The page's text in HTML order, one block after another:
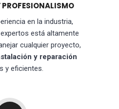
PROFESIONALISMO
en la industria,
está altamente
cualquier proyecto,
y reparación
y eficientes.